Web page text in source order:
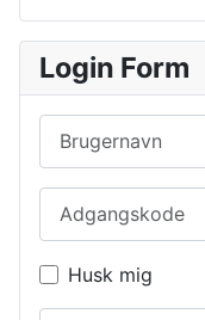
Login Form
Husk mig